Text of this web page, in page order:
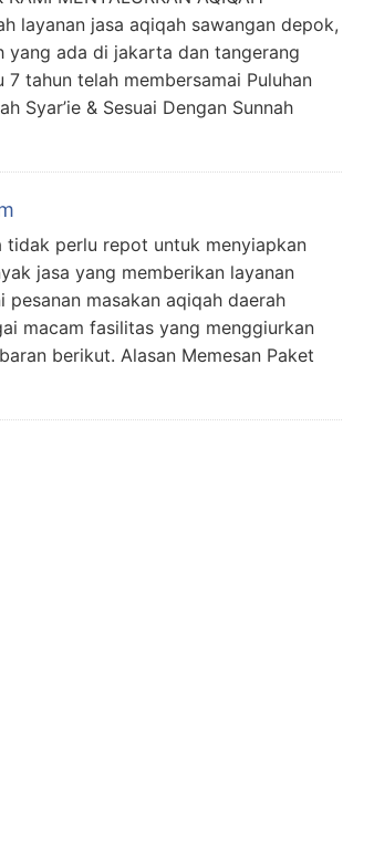
layanan jasa aqiqah sawangan depok,
yang ada di jakarta dan tangerang
tahun telah membersamai Puluhan
Syar’ie & Sesuai Dengan Sunnah
tidak perlu repot untuk menyiapkan
jasa yang memberikan layanan
pesanan masakan aqiqah daerah
macam fasilitas yang menggiurkan
berikut. Alasan Memesan Paket